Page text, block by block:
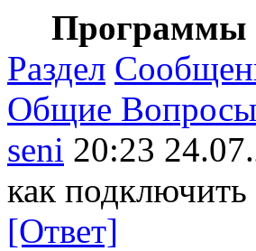
Программы
Раздел
Общие Вопросы
seni 20:23
как
[Ответ]